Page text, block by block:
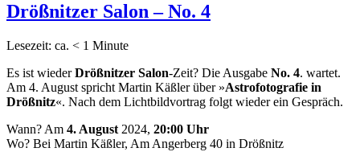
Drößnitzer Salon – No. 4
Lesezeit: ca. < 1 Minute
Es ist wiederDrößnitzer Salon-Zeit? Die Ausgabe No. 4. wartet.
Am 4. August spricht Martin Käßler über »Astrofotografie in
Drößnitz«. Nach dem Lichtbildvortrag folgt wieder ein Gespräch.
Wann? Am 4. August 2024, 20:00 Uhr
Wo? Bei Martin Käßler, Am Angerberg 40 in Drößnitz